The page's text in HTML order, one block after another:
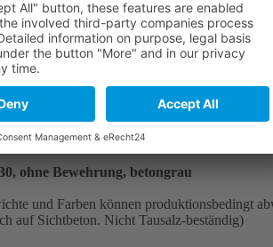
(2/3-Stein)
ca. 0,75 to.
(1/3-Stein)
ca. 0,50 to.
ohne Bewehrung, betongrau
und Farben können produktionsbedingt
auf Sichtbeton. Nicht Tausalz-beständig)